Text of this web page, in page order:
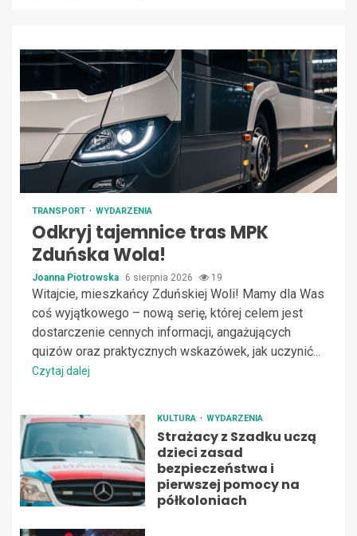
TRANSPORT WYDARZENIA
Odkryj tajemnice tras MPK
Zduńska Wola!
Joanna Piotrowska 6 sierpnia 2026 19
Witajcie, mieszkańcy Zduńskiej Woli! Mamy dla Was
coś wyjątkowego – nową serię, której celem jest
dostarczenie cennych informacji, angażujących
quizów oraz praktycznych wskazówek, jak uczynić...
Czytaj dalej
KULTURA WYDARZENIA
Strażacy z Szadku uczą
dzieci zasad
bezpieczeństwa i
pierwszej pomocy na
półkoloniach